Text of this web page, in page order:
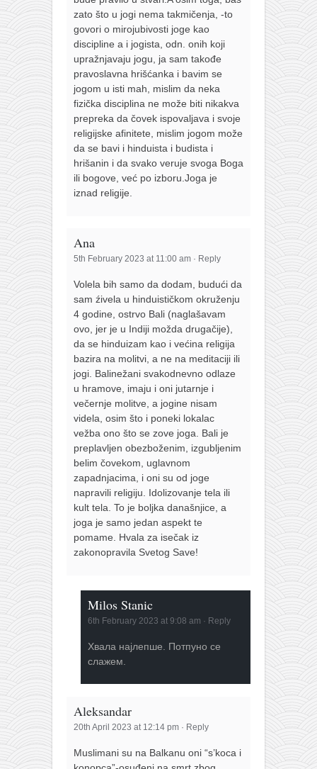
zato što u jogi nema takmičenja, -to
govori o mirojubivosti joge kao
discipline a i jogista, odn. onih koji
upražnjavaju jogu, ja sam takođe
pravoslavna hrišćanka i bavim se
jogom u isti mah, mislim da neka
fizička disciplina ne može biti nikakva
prepreka da čovek ispovaljava i svoje
religijske afinitete, mislim jogom može
da se bavi i hinduista i budista i
hrišanin i da svako veruje svoga Boga
ili bogove, već po izboru.Joga je
iznad religije.
Ana
5th February 2023 at 11:00 am · Reply
Volela bih samo da dodam, budući da
sam źivela u hinduističkom okruženju
4 godine, ostrvo Bali (naglašavam
ovo, jer je u Indiji možda drugačije),
da se hinduizam kao i većina religija
bazira na molitvi, a ne na meditaciji ili
jogi. Balinežani svakodnevno odlaze
u hramove, imaju i oni jutarnje i
večernje molitve, a jogine nisam
videla, osim što i poneki lokalac
vežba ono što se zove joga. Bali je
preplavljen obezboženim, izgubljenim
belim čovekom, uglavnom
zapadnjacima, i oni su od joge
napravili religiju. Idolizovanje tela ili
kult tela. To je boljka današnjice, a
joga je samo jedan aspekt te
pomame. Hvala za isečak iz
zakonopravila Svetog Save!
Milos Stanic
6th February 2023 at 9:08 am · Reply
Хвала најлепше. Потпуно се
слажем.
Aleksandar
20th April 2023 at 12:14 pm · Reply
Muslimani su na Balkanu oni “s’koca i